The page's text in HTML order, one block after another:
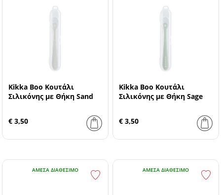
Kikka Boo Κουτάλι
Σιλικόνης με Θήκη Sand
€ 3,50
Kikka Boo Κουτάλι
Σιλικόνης με Θήκη Sage
€ 3,50
ΆΜΕΣΑ ΔΙΑΘΈΣΙΜΟ ΆΜΕΣΑ ΔΙΑΘΈΣΙΜΟ